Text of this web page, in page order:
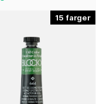
15